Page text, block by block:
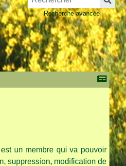
Recherche avancée
un membre qui va pouvoir
suppression, modification de